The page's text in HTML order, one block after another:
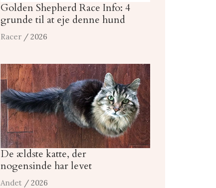
Golden Shepherd Race Info: 4
grunde til at eje denne hund
Racer / 2026
De ældste katte, der
nogensinde har levet
Andet / 2026